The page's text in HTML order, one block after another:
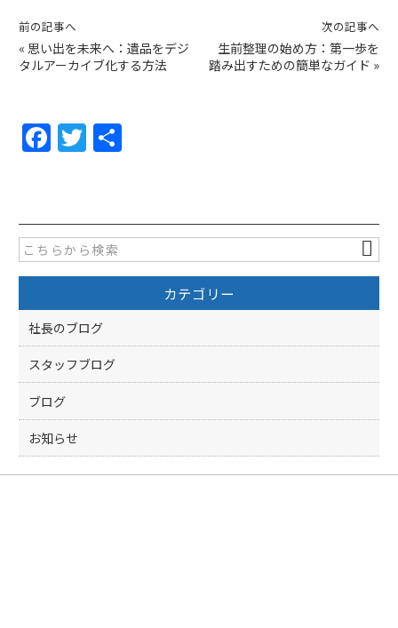
前の記事へ
« 思い出を未来へ：遺品をデジ
タルアーカイブ化する方法
次の記事へ
生前整理の始め方：第一歩を
踏み出すための簡単なガイド »
F
a
e
b
o
o
k
T
w
er
カテゴリー
社長のブログ
スタッフブログ
ブログ
お知らせ